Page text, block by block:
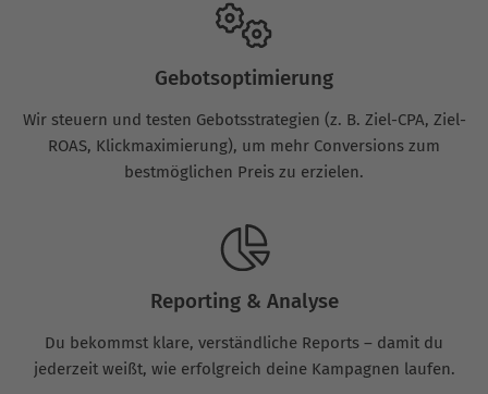
Gebotsoptimierung
Wir steuern und testen Gebotsstrategien (z. B. Ziel-CPA, Ziel-
ROAS, Klickmaximierung), um mehr Conversions zum
bestmöglichen Preis zu erzielen.
Reporting & Analyse
Du bekommst klare, verständliche Reports – damit du
jederzeit weißt, wie erfolgreich deine Kampagnen laufen.